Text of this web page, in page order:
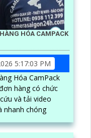
HÓA CAMPACK
5:17:03 PM
Hóa CamPack
hàng có chức
và tải video
nhanh chóng